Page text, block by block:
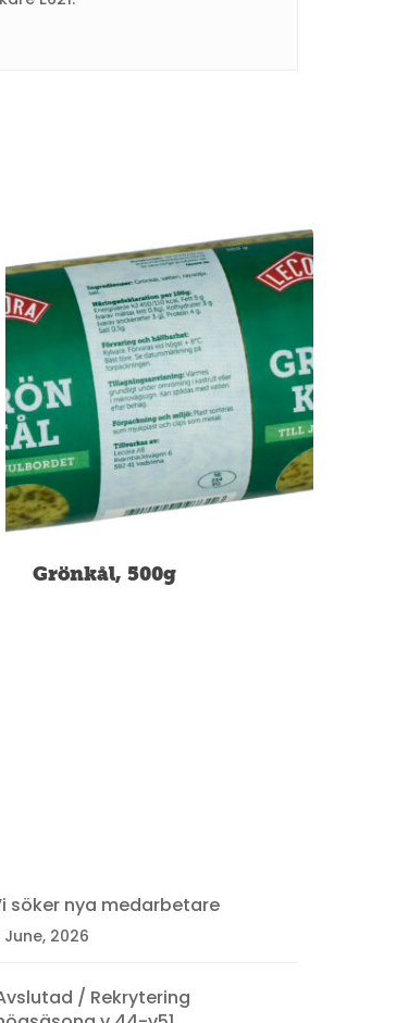
Grönkål, 500g
söker nya medarbetare
June, 2026
/ Rekrytering